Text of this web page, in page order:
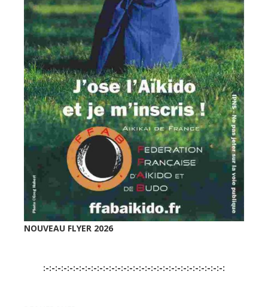
NOUVEAU FLYER 2026
:-:-:-:-:-:-:-:-:-:-:-:-:-:-:-:-:-:-:-:-:-:-:-:-:-:-:-:-:-:-: